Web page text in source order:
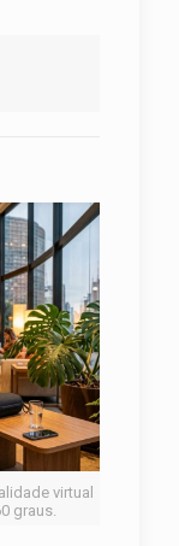
virtual
graus.